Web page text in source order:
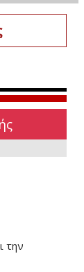
την